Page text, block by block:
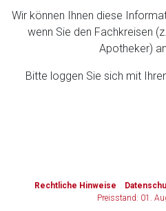
Wir können Ihnen diese
wenn Sie den Fachkreisen
Apotheker)
Bitte loggen Sie sich mit
Rechtliche Hinweise
Preisstand: 01.